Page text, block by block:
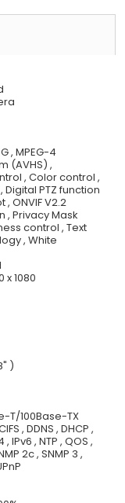
, MPEG-4
(AVHS) ,
, Color control ,
PTZ function
ONVIF V2.2
, Privacy Mask
control , Text
, White
1080
)
100Base-TX
, DDNS , DHCP ,
, IPv6 , NTP , QOS ,
2c , SNMP 3 ,